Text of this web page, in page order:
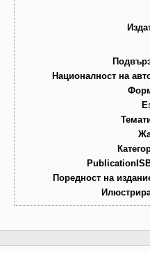
Националност на
Поредност на